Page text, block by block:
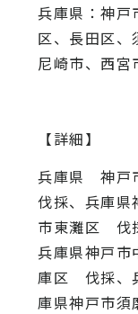
兵庫県：神戸
区、長田区、
尼崎市、西宮
【詳細】
兵庫県 神戸
伐採、兵庫
市東灘区 伐
兵庫県神戸
庫区 伐採、
庫県神戸市